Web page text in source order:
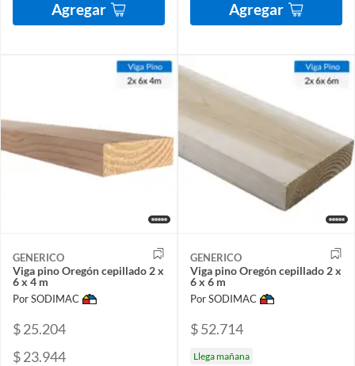
Agregar Agregar
GENERICO
Viga pino Oregón cepillado 2 x
6 x 4 m
Por SODIMAC
$ 25.204
$ 23.944
GENERICO
Viga pino Oregón cepillado 2 x
6 x 6 m
Por SODIMAC
$ 52.714
Llega mañana